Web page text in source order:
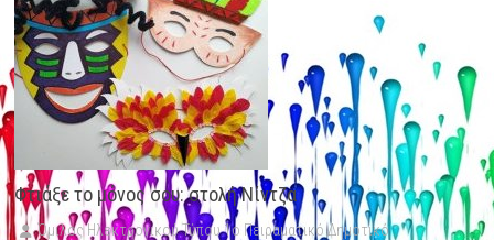
Φτιάξε το μόνος σου: στολή Νίντζα
Όμιλος Ηλεκτρονικού Τύπου 1ο Πειραματικό Δημοτικό